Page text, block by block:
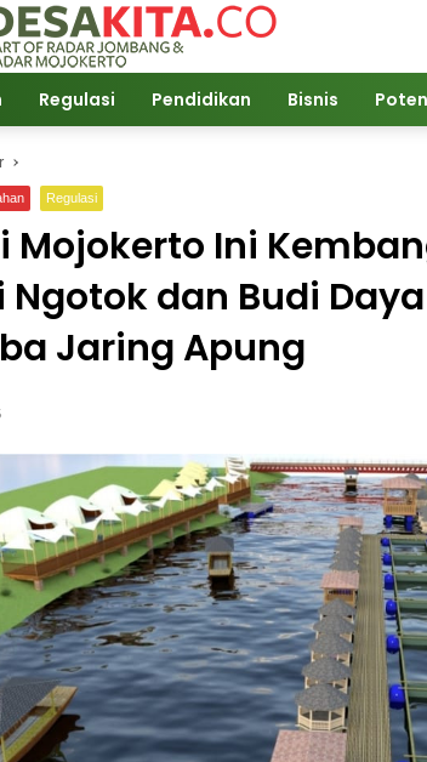
Regulasi Pendidikan Bisnis
Regulasi
Mojokerto Ini
Ngotok dan Budi
Jaring Apung